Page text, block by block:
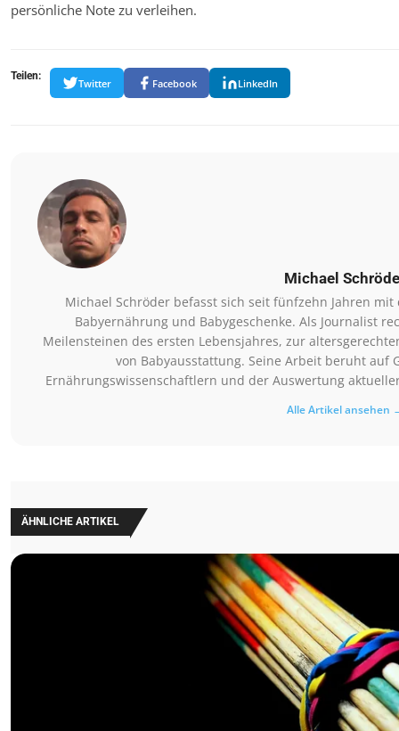
persönliche Note zu verleihen.
Teilen:
Twitter Facebook LinkedIn
Michael
Michael Schröder befasst sich seit fünfzehn Jahren
Babyernährung und Babygeschenke. Als Journalist
Meilensteinen des ersten Lebensjahres, zur
von Babyausstattung. Seine Arbeit beruht auf
Ernährungswissenschaftlern und der Auswertung
Alle Artikel ansehen
ÄHNLICHE ARTIKEL